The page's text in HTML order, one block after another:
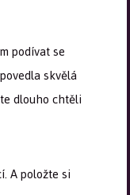
podívat se
skvělá
dlouho chtěli
A položte si